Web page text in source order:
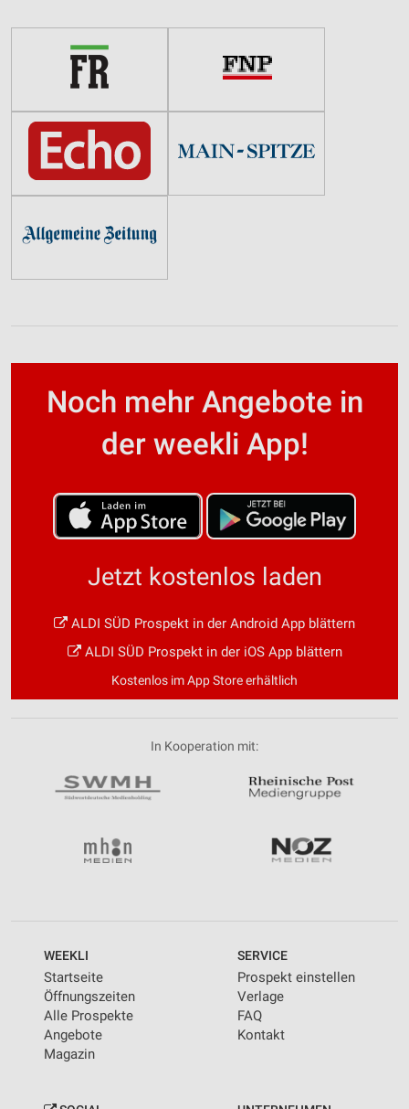
Noch mehr Angebote in
der weekli App!
Jetzt kostenlos laden
ALDI SÜD Prospekt in der Android App blättern
ALDI SÜD Prospekt in der iOS App blättern
Kostenlos im App Store erhältlich
In Kooperation mit:
WEEKLI
Startseite
Öffnungszeiten
Alle Prospekte
Angebote
Magazin
SERVICE
Prospekt einstellen
Verlage
FAQ
Kontakt